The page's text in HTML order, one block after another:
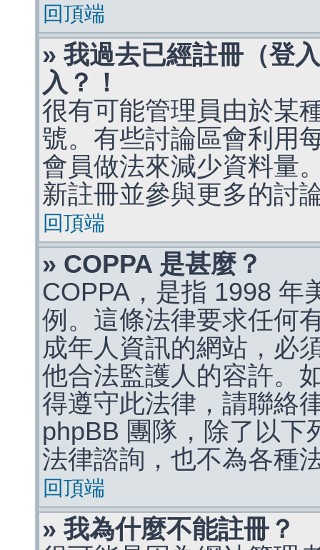
回頂端
» 我過去已經註冊（登
入？！
很有可能管理員由於某
號。有些討論區會利用
會員做法來減少資料量
新註冊並參與更多的討
回頂端
» COPPA 是甚麼？
COPPA，是指 1998 年
例。這條法律要求任何
成年人資訊的網站，必
他合法監護人的容許。
得遵守此法律，請聯絡
phpBB 團隊，除了以下
法律諮詢，也不為各種
回頂端
» 我為什麼不能註冊？